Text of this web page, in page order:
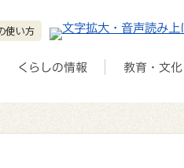
くらしの情報 教育・文化